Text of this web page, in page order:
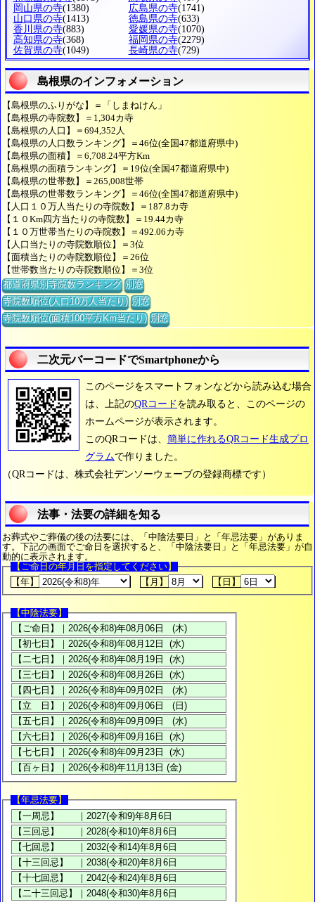
岡山県の寺(1380) 広島県の寺(1741)
山口県の寺(1413) 徳島県の寺(633)
香川県の寺(883) 愛媛県の寺(1070)
高知県の寺(368) 福岡県の寺(2279)
佐賀県の寺(1049) 長崎県の寺(729)
島根県のインフォメーション
【島根県のふりがな】＝「しまねけん」
【島根県の寺院数】＝1,304カ寺
【島根県の人口】＝694,352人
【島根県の人口数ランキング】＝46位(全国47都道府県中)
【島根県の面積】＝6,708.24平方Km
【島根県の面積ランキング】＝19位(全国47都道府県中)
【島根県の世帯数】＝265,008世帯
【島根県の世帯数ランキング】＝46位(全国47都道府県中)
【人口１０万人当たりの寺院数】＝187.8カ寺
【１０Km四方当たりの寺院数】＝19.44カ寺
【１０万世帯当たりの寺院数】＝492.06カ寺
【人口当たりの寺院数順位】＝3位
【面積当たりの寺院数順位】＝26位
【世帯数当たりの寺院数順位】＝3位
都道府県別寺院数ランキング 別窓
寺院数順位(人口10万人当たり) 別窓
寺院数順位(面積100平方Km当たり) 別窓
二次元バーコードでSmartphoneから
このページをスマートフォンなどから読み込む場合
は、上記のQRコード を読み取ると、このページの
ホームページが表示されます。
このQRコードは、 簡単に作れるQRコード生成プロ
グラムで作りました。
（QRコードは、株式会社デンソーウェーブの登録商標です）
法事・法要の詳細を知る
お葬式やご葬儀の後の法要には、「中陰法要日」と「年忌法要」がありま
す。下記の画面でご命日を選択すると、「中陰法要日」と「年忌法要」が自
動的に表示されます。
【ご命日の年月日を指定してください】
【年】
【月】 【日】
【中陰法要】
【年忌法要】